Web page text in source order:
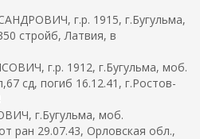
г.р. 1915, г.Бугульма,
стройб, Латвия, в
г.р. 1912, г.Бугульма, моб.
сд, погиб 16.12.41, г.Ростов-
г.Бугульма, моб.
ран 29.07.43, Орловская обл.,